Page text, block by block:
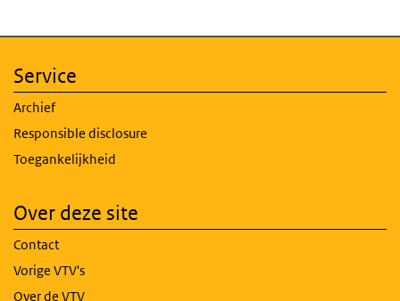
Service
Archief
Responsible disclosure
Toegankelijkheid
Over deze site
Contact
Vorige VTV's
Over de VTV